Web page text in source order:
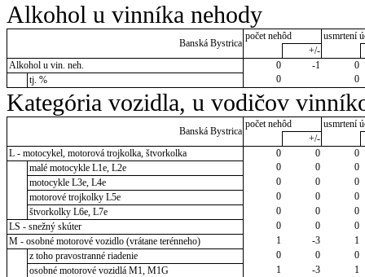
Alkohol u vinníka nehody
Banská Bystrica
počet nehôd
usmrtení
+/-
Alkohol u vin. neh.
0 -1
0
tj. %
0 0
Kategória vozidla, u vodičov
Banská Bystrica
počet nehôd
usmrtení
+/-
L - motocykel, motorová trojkolka, štvorkolka
0 0
0
malé motocykle L1e, L2e
0 0
0
motocykle L3e, L4e
0 0
0
motorové trojkolky L5e
0 0
0
štvorkolky L6e, L7e
0 0
0
LS - snežný skúter
0 0
0
M - osobné motorové vozidlo (vrátane terénneho)
1 -3
1
z toho pravostranné riadenie
0 0
0
osobné motorové vozidlá M1, M1G
1 -3
1